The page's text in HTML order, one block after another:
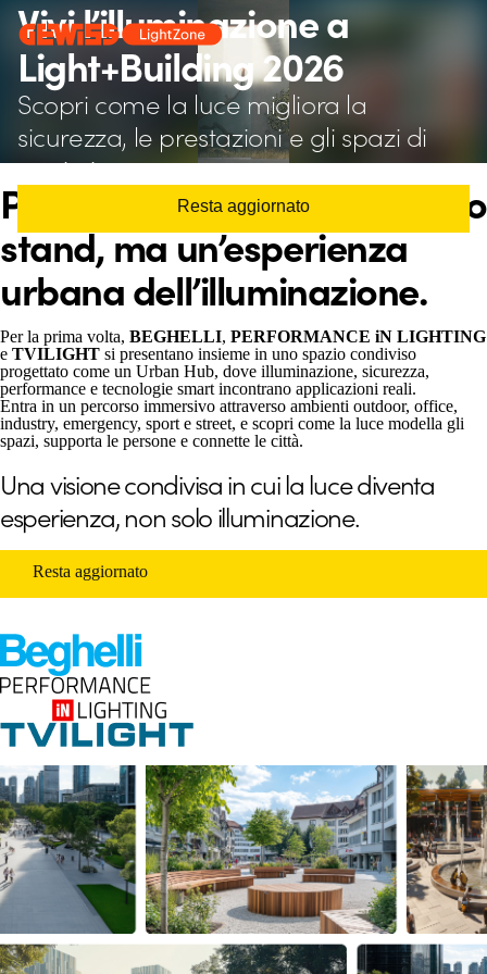
Vivi l’illuminazione a
Light+Building 2026
Scopri come la luce migliora la
sicurezza, le prestazioni e gli spazi di
ogni giorno
Resta aggiornato
Perché questo non è solo uno
stand, ma un’esperienza
urbana dell’illuminazione.
Per la prima volta, BEGHELLI, PERFORMANCE iN LIGHTING
e TVILIGHT si presentano insieme in uno spazio condiviso
progettato come un Urban Hub, dove illuminazione, sicurezza,
performance e tecnologie smart incontrano applicazioni reali.
Entra in un percorso immersivo attraverso ambienti outdoor, office,
industry, emergency, sport e street, e scopri come la luce modella gli
spazi, supporta le persone e connette le città.
Una visione condivisa in cui la luce diventa
esperienza, non solo illuminazione.
Resta aggiornato